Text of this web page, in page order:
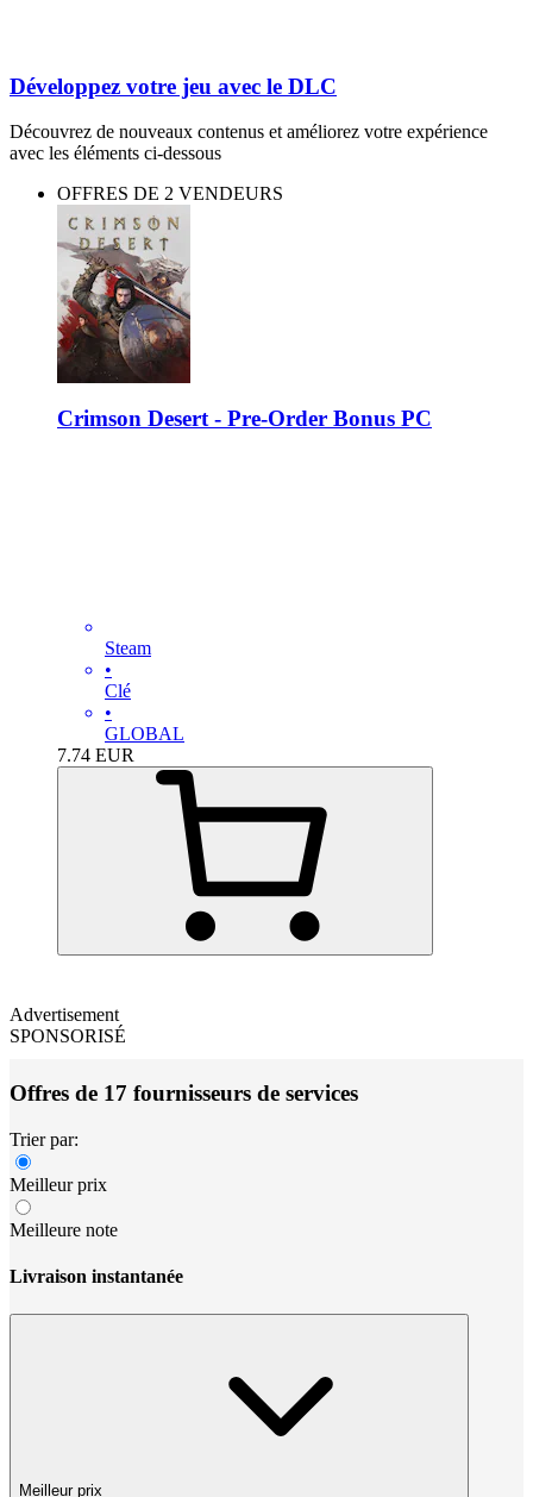
Développez votre jeu avec le DLC
Découvrez de nouveaux contenus et améliorez votre expérience
avec les éléments ci-dessous
OFFRES DE 2 VENDEURS
Crimson Desert - Pre-Order Bonus PC
Steam
•
Clé
•
GLOBAL
7.74 EUR
Advertisement
SPONSORISÉ
Offres de 17 fournisseurs de services
Trier par:
Meilleur prix
Meilleure note
Livraison instantanée
Meilleur prix